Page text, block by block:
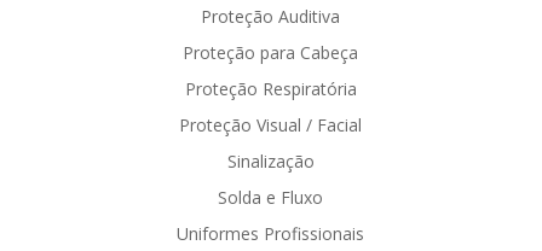
Proteção Auditiva
Proteção para Cabeça
Proteção Respiratória
Proteção Visual / Facial
Sinalização
Solda e Fluxo
Uniformes Profissionais